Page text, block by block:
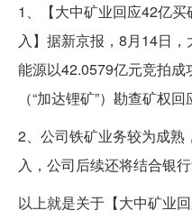
1、【大中矿业回应42亿
入】据新京报，8月14日
能源以42.0579亿元竞拍
（“加达锂矿”）勘查矿权回
2、公司铁矿业务较为成
入，公司后续还将结合银
以上就是关于【大中矿业